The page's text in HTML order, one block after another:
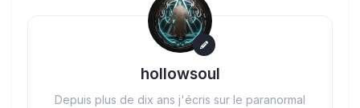
hollowsoul
Depuis plus de dix ans j'écris sur le paranormal